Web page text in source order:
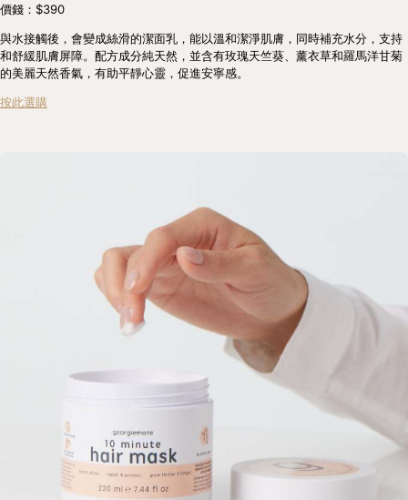
價錢：$390
與水接觸後，會變成絲滑的潔面乳，能以溫和潔淨肌膚，同時補充水分，支持
和舒緩肌膚屏障。配方成分純天然，並含有玫瑰天竺葵、薰衣草和羅馬洋甘菊
的美麗天然香氣，有助平靜心靈，促進安寧感。
按此選購